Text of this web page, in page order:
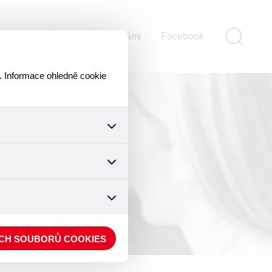
Pomáhejte s námi Facebook
ohledně cookie
s uživáním cookies.
nedokážeme zjistit
SOUBORŮ COOKIES